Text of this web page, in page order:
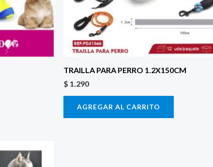
TRAILLA PARA PERRO 1.2X150CM
$ 1.290
AGREGAR AL CARRITO